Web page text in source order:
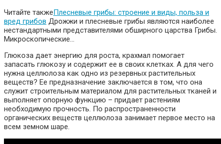
Читайте такжеПлесневые грибы: строение и виды, польза и
вред грибов Дрожжи и плесневые грибы являются наиболее
нестандартными представителями обширного царства Грибы.
Микроскопические…
Глюкоза дает энергию для роста, крахмал помогает
запасать глюкозу и содержит ее в своих клетках. А для чего
нужна целлюлоза как одно из резервных растительных
веществ? Ее предназначение заключается в том, что она
служит строительным материалом для растительных тканей и
выполняет опорную функцию – придает растениям
необходимую прочность. По распространенности
органических веществ целлюлоза занимает первое место на
всем земном шаре.